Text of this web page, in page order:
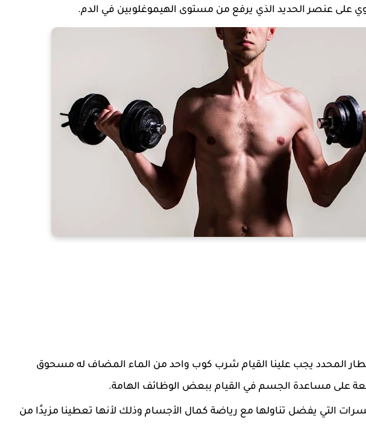
على عنصر الحديد الذي يرفع من مستوى الهيموغلوبين في الدم.
المحدد يجب علينا القيام شرب كوب واحد من الماء المضاف له مسحوق
على مساعدة الجسم في القيام ببعض الوظائف الهامة.
التي يفضل تناولها مع رياضة كمال الأجسام وذلك لأنها تعطينا مزيدًا من